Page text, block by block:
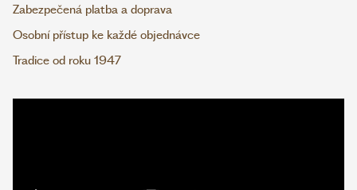
Zabezpečená platba a doprava
Osobní přístup ke každé objednávce
Tradice od roku 1947